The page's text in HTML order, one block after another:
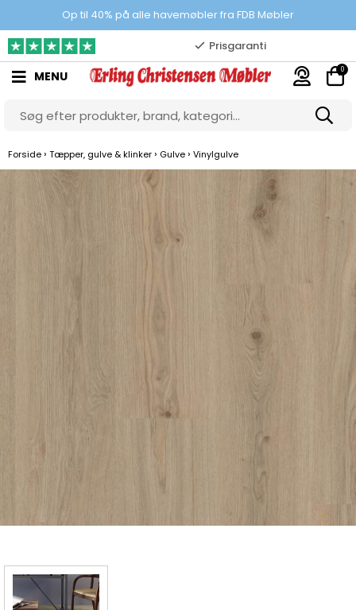
Op til 40% på alle havemøbler fra FDB Møbler
100% danskejet webshop
Prisgaranti
10.000 m2 showroom
Gratis & gode parkeringsforhold
MENU 0
Forside › Tæpper, gulve & klinker › Gulve › Vinylgulve